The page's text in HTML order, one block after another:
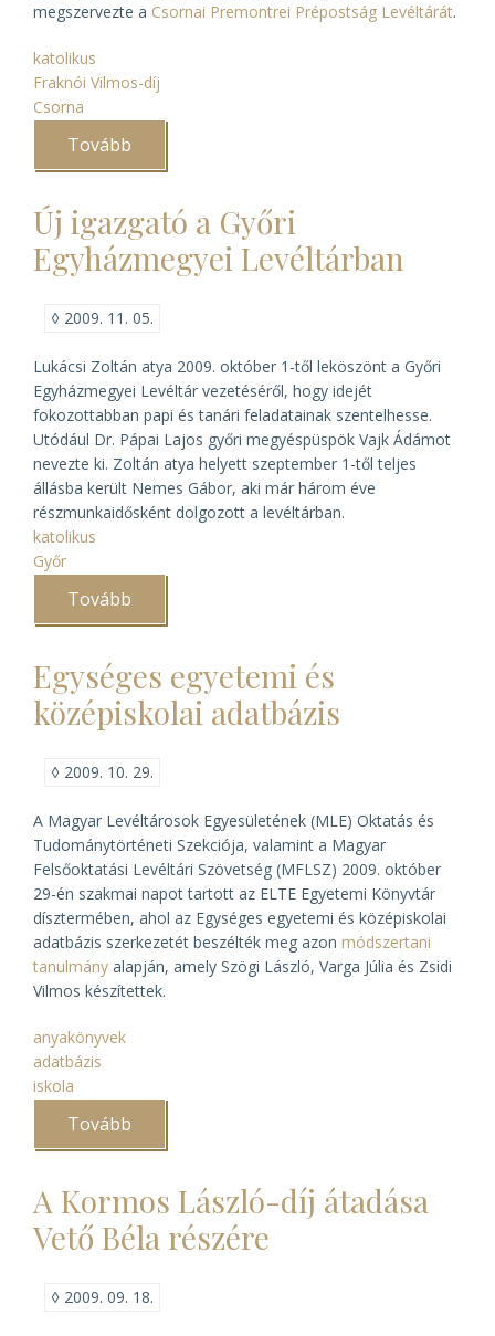
megszervezte a Csornai Premontrei Prépostság Levéltárát.
katolikus
Fraknói Vilmos-díj
Csorna
Tovább
Endre
Fraknói
Vilmos-
díjat
kapott)
Új igazgató a Győri
Egyházmegyei Levéltárban
◊ 2009. 11. 05.
Lukácsi Zoltán atya 2009. október 1-től leköszönt a Győri
Egyházmegyei Levéltár vezetéséről, hogy idejét
fokozottabban papi és tanári feladatainak szentelhesse.
Utódául Dr. Pápai Lajos győri megyéspüspök Vajk Ádámot
nevezte ki. Zoltán atya helyett szeptember 1-től teljes
állásba került Nemes Gábor, aki már három éve
részmunkaidősként dolgozott a levéltárban.
katolikus
Győr
Tovább
a
Egyházmegyei
Levéltárban)
Egységes egyetemi és
középiskolai adatbázis
◊ 2009. 10. 29.
A Magyar Levéltárosok Egyesületének (MLE) Oktatás és
Tudománytörténeti Szekciója, valamint a Magyar
Felsőoktatási Levéltári Szövetség (MFLSZ) 2009. október
29-én szakmai napot tartott az ELTE Egyetemi Könyvtár
dísztermében, ahol az Egységes egyetemi és középiskolai
adatbázis szerkezetét beszélték meg azon módszertani
tanulmány alapján, amely Szögi László, Varga Júlia és Zsidi
Vilmos készítettek.
anyakönyvek
adatbázis
iskola
Tovább
és
adatbázis)
A Kormos László-díj átadása
Vető Béla részére
◊ 2009. 09. 18.